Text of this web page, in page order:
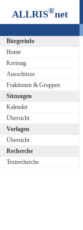
ALLRIS®net
Bürgerinfo
Home
Kreistag
Ausschüsse
Fraktionen & Gruppen
Sitzungen
Kalender
Übersicht
Vorlagen
Übersicht
Recherche
Textrecherche